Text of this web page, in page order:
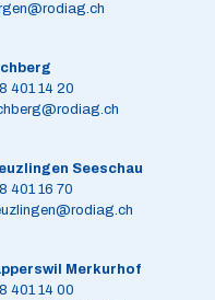
401 14 20
Seeschau
401 16 70
Merkurhof
401 14 00